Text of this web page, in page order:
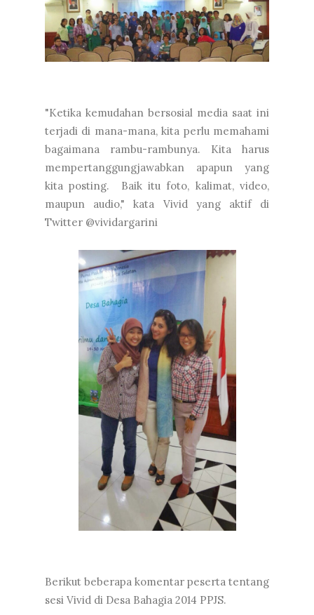
"Ketika kemudahan bersosial media saat ini
terjadi di mana-mana, kita perlu memahami
bagaimana rambu-rambunya. Kita harus
mempertanggungjawabkan apapun yang
kita posting. Baik itu foto, kalimat, video,
maupun audio," kata Vivid yang aktif di
Twitter @vividargarini
Berikut beberapa komentar peserta tentang
sesi Vivid di Desa Bahagia 2014 PPJS.